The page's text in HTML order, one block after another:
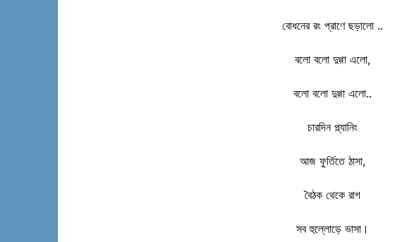
বোধনের রং প্রাণে ছড়ালো ..
বলো বলো দুগ্গা এলো,
বলো বলো দুগ্গা এলো..
চারদিন প্ল্যানিং
আজ ফুর্তিতে ঠাসা,
বৈঠক থেকে রাগ
সব হুল্লোড়ে ভাসা।